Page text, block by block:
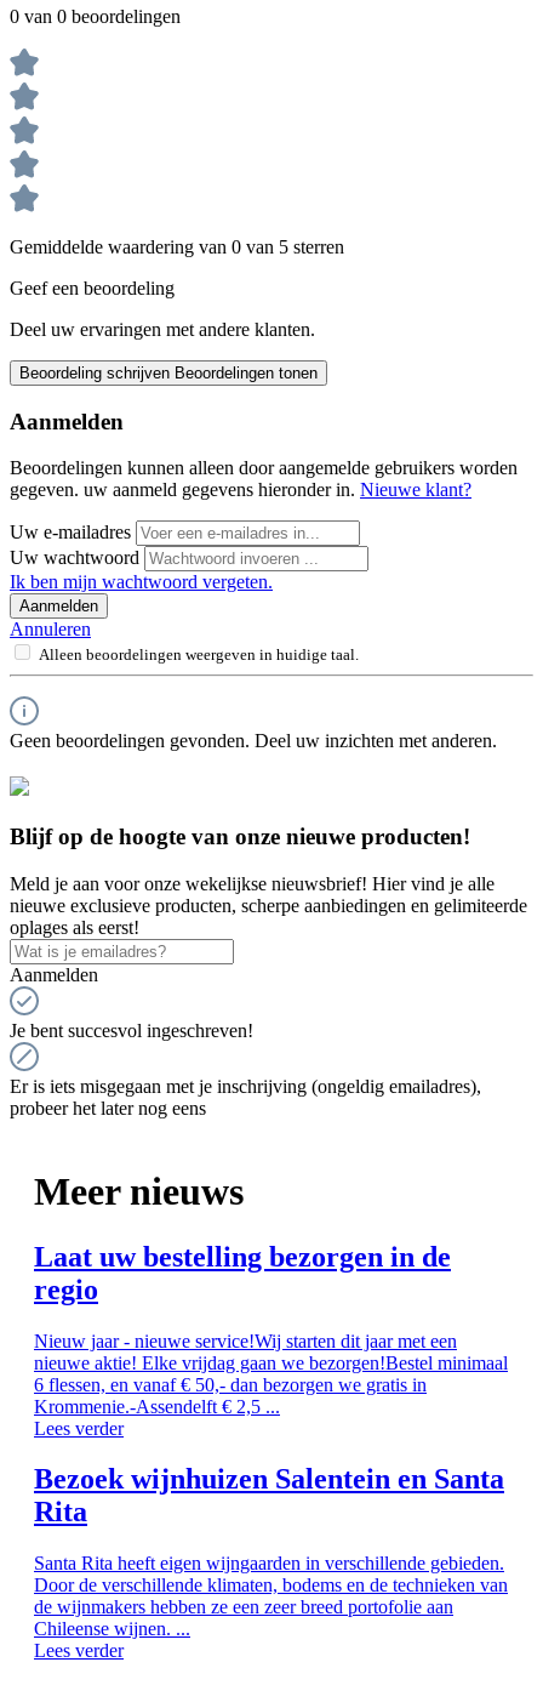
0 van 0 beoordelingen
Gemiddelde waardering van 0 van 5 sterren
Geef een beoordeling
Deel uw ervaringen met andere klanten.
Beoordeling schrijven Beoordelingen tonen
Aanmelden
Beoordelingen kunnen alleen door aangemelde gebruikers worden
gegeven. uw aanmeld gegevens hieronder in. Nieuwe klant?
Uw e-mailadres
Uw wachtwoord
Ik ben mijn wachtwoord vergeten.
Aanmelden
Annuleren
Alleen beoordelingen weergeven in huidige taal.
Geen beoordelingen gevonden. Deel uw inzichten met anderen.
Blijf op de hoogte van onze nieuwe producten!
Meld je aan voor onze wekelijkse nieuwsbrief! Hier vind je alle
nieuwe exclusieve producten, scherpe aanbiedingen en gelimiteerde
oplages als eerst!
Aanmelden
Je bent succesvol ingeschreven!
Er is iets misgegaan met je inschrijving (ongeldig emailadres),
probeer het later nog eens
Meer nieuws
Laat uw bestelling bezorgen in de
regio
Nieuw jaar - nieuwe service!Wij starten dit jaar met een
nieuwe aktie! Elke vrijdag gaan we bezorgen!Bestel minimaal
6 flessen, en vanaf € 50,- dan bezorgen we gratis in
Krommenie.-Assendelft € 2,5 ...
Lees verder
Bezoek wijnhuizen Salentein en Santa
Rita
Santa Rita heeft eigen wijngaarden in verschillende gebieden.
Door de verschillende klimaten, bodems en de technieken van
de wijnmakers hebben ze een zeer breed portofolie aan
Chileense wijnen. ...
Lees verder